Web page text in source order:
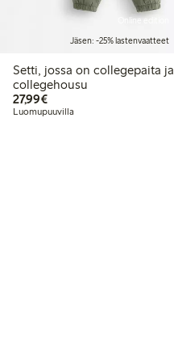
Online edition
Jäsen: -25% lastenvaatteet
Setti, jossa on collegepaita ja
collegehousu
27,99€27,99 €
Luomupuuvilla